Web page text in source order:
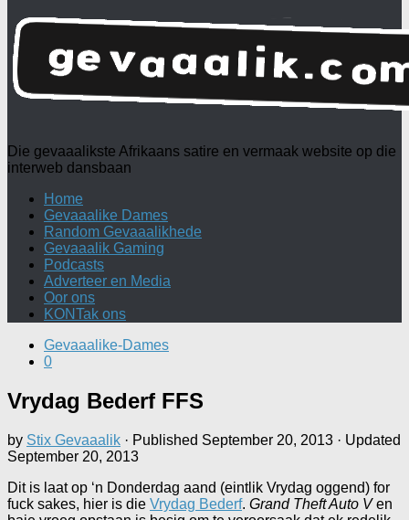
Die gevaaalikste Afrikaans satire en vermaak website op die
interweb dansbaan
Home
Gevaaalike Dames
Random Gevaaalikhede
Gevaaalik Gaming
Podcasts
Adverteer en Media
Oor ons
KONTak ons
Gevaaalike-Dames
0
Vrydag Bederf FFS
by Stix Gevaaalik · Published September 20, 2013 · Updated
September 20, 2013
Dit is laat op ‘n Donderdag aand (eintlik Vrydag oggend) for
fuck sakes, hier is die Vrydag Bederf. Grand Theft Auto Ven